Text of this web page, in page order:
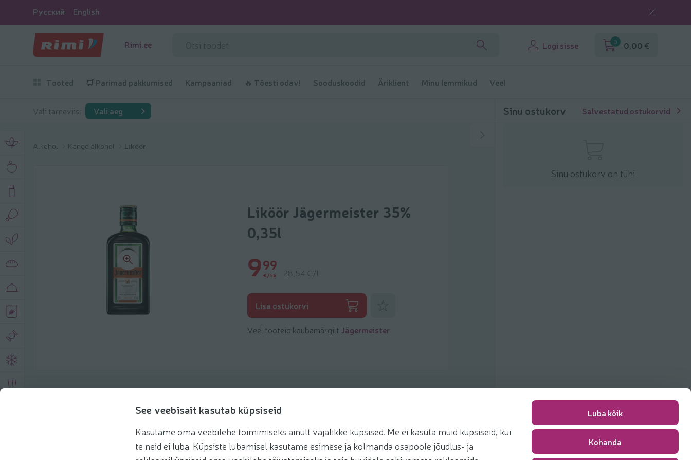
See veebisait kasutab küpsiseid
Kasutame oma veebilehe toimimiseks ainult vajalikke küpsised. Me ei kasuta muid küpsiseid, kui
te neid ei luba. Küpsiste lubamisel kasutame esimese ja kolmanda osapoole jõudlus- ja
Luba kõik
Kohanda
Русский English
Rimi.ee Logi sisse 0 0,00 €
Tooted 🛒 Parimad pakkumised Kampaaniad 🔥 Tõesti odav! Sooduskoodid Äriklient Minu lemmikud Veel
Vali tarneviis: Vali aeg
Alkohol Kange alkohol Liköör
Liköör Jägermeister 35%
0,35l
999
€/tk 28,54 €/l
Lisa ostukorvi
Veel tooteid kaubamärgilt Jägermeister
Soovitatud tooted Kasuta retseptis
Sinu ostukorv Salvestatud ostukorvid
Sinu ostukorv on tühi